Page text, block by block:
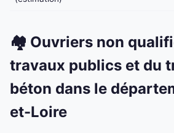
🏘️ Ouvriers non
travaux publics et du
béton dans le
et-Loire